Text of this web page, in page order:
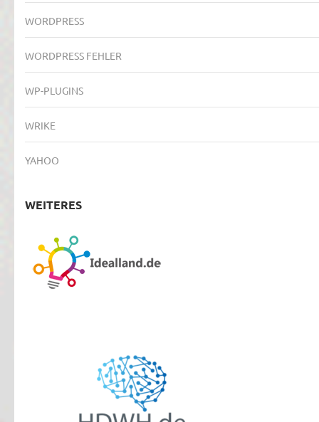
WORDPRESS
WORDPRESS FEHLER
WP-PLUGINS
WRIKE
YAHOO
WEITERES